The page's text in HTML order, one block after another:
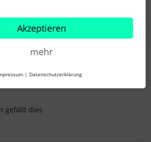
leider nur
gefällt dies
Akzeptieren
mehr
| Datenschutzerklärung